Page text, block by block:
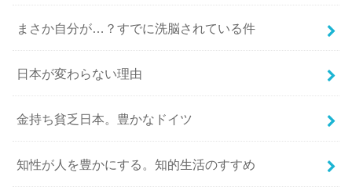
まさか自分が…？すでに洗脳されている件
日本が変わらない理由
金持ち貧乏日本。豊かなドイツ
知性が人を豊かにする。知的生活のすすめ